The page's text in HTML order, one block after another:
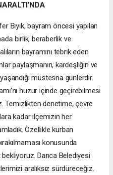
Bıyık, bayram öncesi yapılan
birlik, beraberlik ve
bayramını tebrik eden
paylaşmanın, kardeşliğin ve
müstesna günlerdir.
huzur içinde geçirebilmesi
Temizlikten denetime, çevre
kadar ilçemizin her
Özellikle kurban
konusunda
Darıca Belediyesi
aralıksız sürdüreceğiz.